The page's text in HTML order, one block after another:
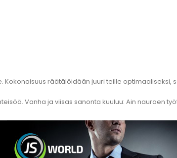
Kokonaisuus räätälöidään juuri teille optimaaliseksi,
Vanha ja viisas sanonta kuuluu: Ain nauraen